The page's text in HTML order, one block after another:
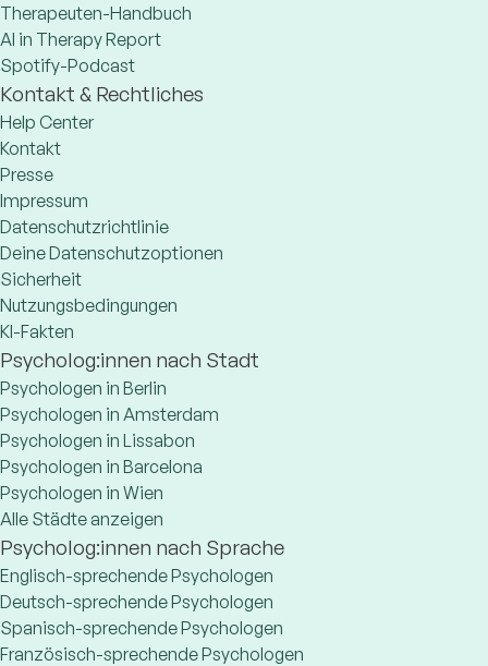
Therapeuten-Handbuch
AI in Therapy Report
Spotify-Podcast
Kontakt & Rechtliches
Help Center
Kontakt
Presse
Impressum
Datenschutzrichtlinie
Deine Datenschutzoptionen
Sicherheit
Nutzungsbedingungen
KI-Fakten
Psycholog:innen nach Stadt
Psychologen in Berlin
Psychologen in Amsterdam
Psychologen in Lissabon
Psychologen in Barcelona
Psychologen in Wien
Alle Städte anzeigen
Psycholog:innen nach Sprache
Englisch-sprechende Psychologen
Deutsch-sprechende Psychologen
Spanisch-sprechende Psychologen
Französisch-sprechende Psychologen